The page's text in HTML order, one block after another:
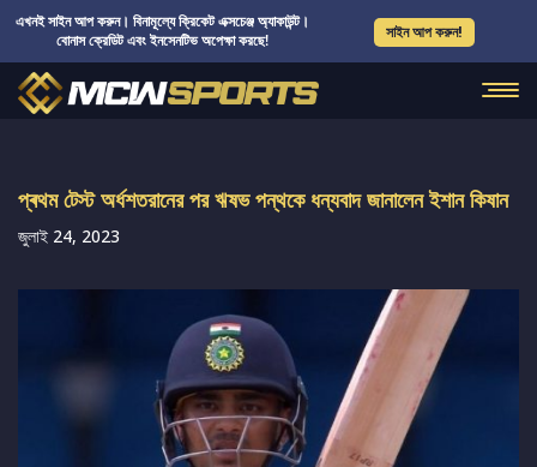
এখনই সাইন আপ করুন। বিনামূল্যে ক্রিকেট এক্সচেঞ্জ অ্যাকাউন্ট।
বোনাস ক্রেডিট এবং ইনসেনটিভ অপেক্ষা করছে!
সাইন আপ করুন!
প্ৰথম টেস্ট অর্ধশতরানের পর ঋষভ পন্থকে ধন্যবাদ জানালেন ইশান কিষান
জুলাই 24, 2023